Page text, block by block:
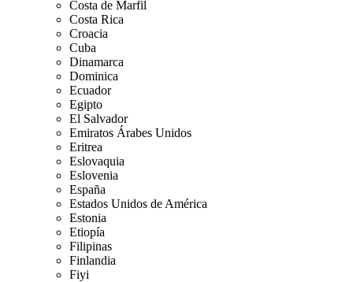
Costa de Marfil
Costa Rica
Croacia
Cuba
Dinamarca
Dominica
Ecuador
Egipto
El Salvador
Emiratos Árabes Unidos
Eritrea
Eslovaquia
Eslovenia
España
Estados Unidos de América
Estonia
Etiopía
Filipinas
Finlandia
Fiyi